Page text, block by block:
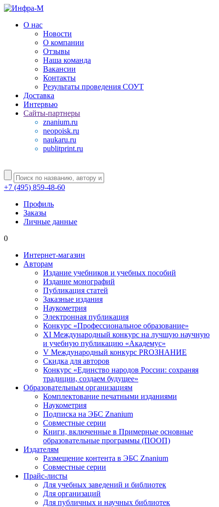
О нас
Новости
О компании
Отзывы
Наша команда
Вакансии
Контакты
Результаты проведения СОУТ
Доставка
Интервью
Сайты-партнеры
znanium.ru
neopoisk.ru
naukaru.ru
publitprint.ru
+7 (495) 859-48-60
Профиль
Заказы
Личные данные
0
Интернет-магазин
Авторам
Издание учебников и учебных пособий
Издание монографий
Публикация статей
Заказные издания
Наукометрия
Электронная публикация
Конкурс «Профессиональное образование»
XI Международный конкурс на лучшую научную
и учебную публикацию «Академус»
V Международный конкурс PROЗНАНИЕ
Скидка для авторов
Конкурс «Единство народов России: сохраняя
традиции, создаем будущее»
Образовательным организациям
Комплектование печатными изданиями
Наукометрия
Подписка на ЭБС Znanium
Совместные серии
Книги, включенные в Примерные основные
образовательные программы (ПООП)
Издателям
Размещение контента в ЭБС Znanium
Совместные серии
Прайс-листы
Для учебных заведений и библиотек
Для организаций
Для публичных и научных библиотек